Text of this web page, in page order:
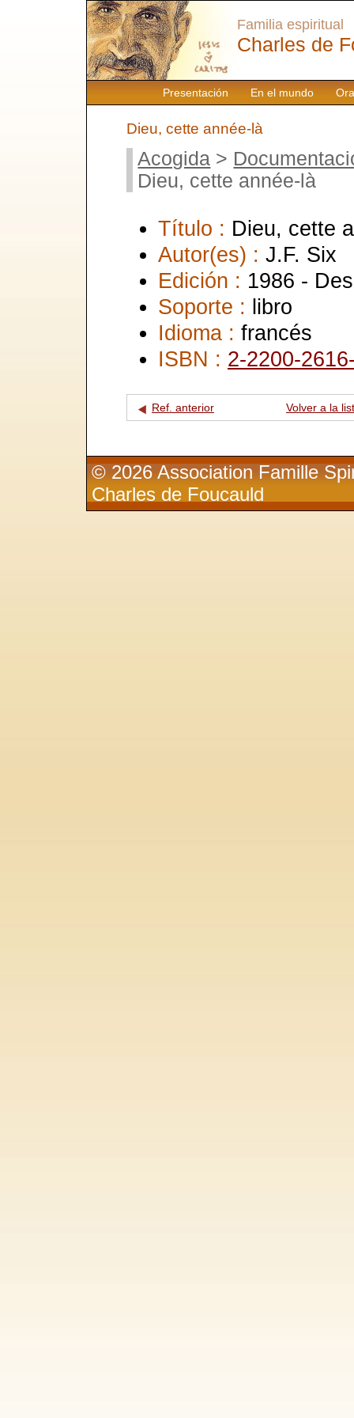
Presentación En el mundo
Familia espiritual
Charles de
Dieu, cette année-là
Acogida >
Dieu, cette année-là
Título : Dieu, cette
Autor(es) : J.F. Six
Edición : 1986 -
Soporte : libro
Idioma : francés
ISBN : 2-2200-
Ref. anterior Volver a la
© 2026 Association Famille
Charles de Foucauld